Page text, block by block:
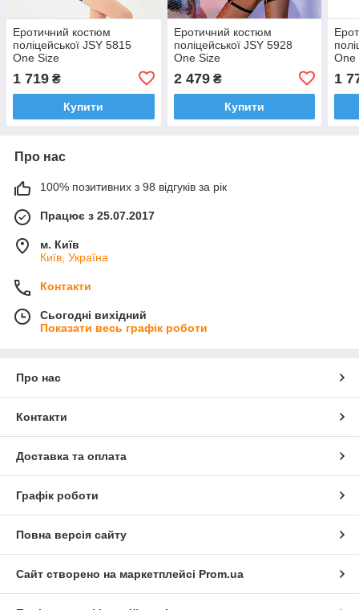
Еротичний костюм
поліцейської JSY 5815
One Size
1 719 ₴
Купити
Еротичний костюм
поліцейської JSY 5928
One Size
2 479₴
Купити
One
1
Про нас
100% позитивних з 98 відгуків за рік
Працює з 25.07.2017
м. Київ
Київ, Україна
Контакти
Сьогодні вихідний
Показати весь графік роботи
Про нас
Контакти
Доставка та оплата
Графік роботи
Повна версія сайту
Сайт створено на маркетплейсі Prom.ua